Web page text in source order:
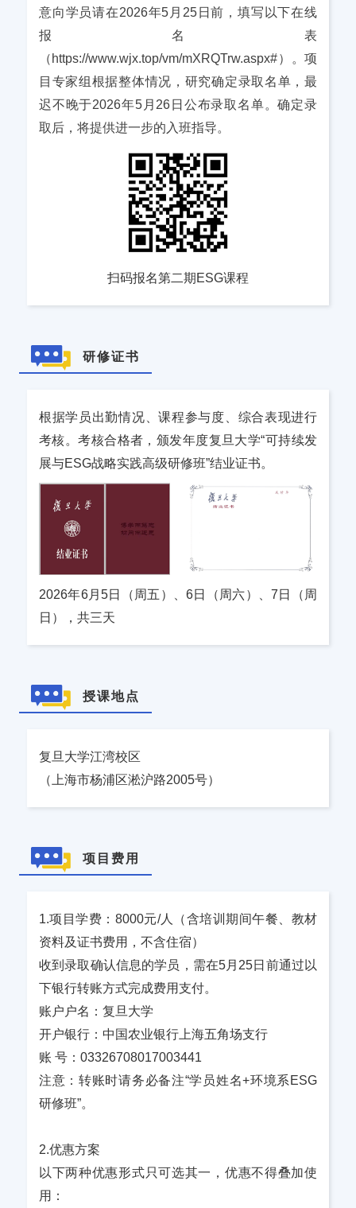
意向学员请在2026年5月25日前，填写以下在线
报名表
（ https://www.wjx.top/vm/mXRQTrw.aspx#）。项
目专家组根据整体情况，研究确定录取名单，最
迟不晚于2026年5月26日公布录取名单。确定录
取后，将提供进一步的入班指导。
扫码报名第二期ESG课程
研修证书
根据学员出勤情况、课程参与度、综合表现进行
考核。考核合格者，颁发年度复旦大学“可持续发
展与ESG战略实践高级研修班”结业证书。
2026年6月5日（周五）、6日（周六）、7日（周
日），共三天
授课地点
复旦大学江湾校区
（上海市杨浦区淞沪路2005号）
项目费用
1.项目学费：8000元/人（含培训期间午餐、教材
资料及证书费用，不含住宿）
收到录取确认信息的学员，需在5月25日前通过以
下银行转账方式完成费用支付。
账户户名：复旦大学
开户银行：中国农业银行上海五角场支行
账 号：03326708017003441
注意：转账时请务必备注“学员姓名+环境系ESG
研修班”。
2.优惠方案
以下两种优惠形式只可选其一，优惠不得叠加使
用：